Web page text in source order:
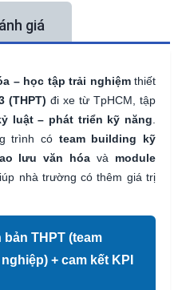
giá
– học tập trải nghiệmthiết
(THPT) đi xe từ TpHCM, tập
luật – phát triển kỹ năng
trình có team building kỹ
lưu văn hóa và module
nhà trường có thêm giá trị
THPT (team
+ cam kết KPI